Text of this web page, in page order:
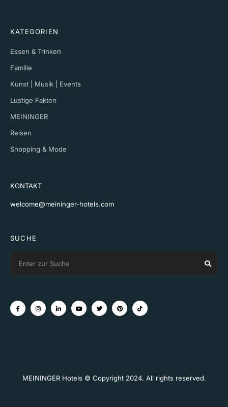
KATEGORIEN
Essen & Trinken
Familie
Kunst | Musik | Events
Lustige Fakten
MEININGER
Reisen
Shopping & Mode
KONTAKT
welcome@meininger-hotels.com
SUCHE
for:
MEININGER Hotels © Copyright 2024. All rights reserved.